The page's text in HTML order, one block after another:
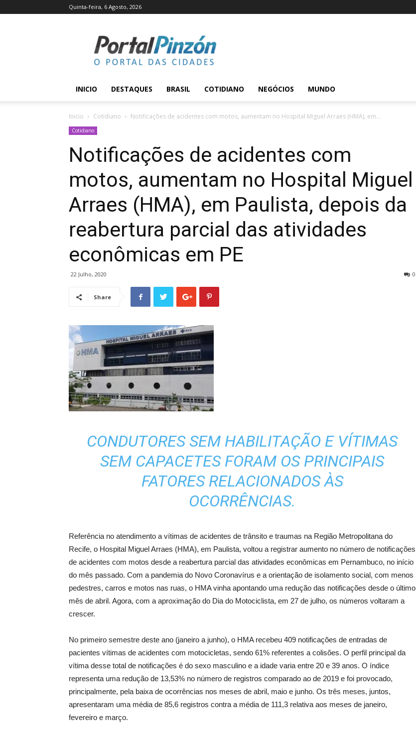
Quinta-feira, 6 Agosto, 2026
Pinzón
INICIO DESTAQUES BRASIL COTIDIANO NEGÓCIOS MUNDO
Inicio Cotidiano Notificações de acidentes com motos, aumentam no Hospital Miguel Arraes (HMA), em...
Cotidiano
Notificações de acidentes com
motos, aumentam no Hospital Miguel
Arraes (HMA), em Paulista, depois da
reabertura parcial das atividades
econômicas em PE
22 Julho, 2020 0
Share
CONDUTORES SEM HABILITAÇÃO E VÍTIMAS
SEM CAPACETES FORAM OS PRINCIPAIS
FATORES RELACIONADOS ÀS
OCORRÊNCIAS.
Referência no atendimento a vítimas de acidentes de trânsito e traumas na Região Metropolitana do
Recife, o Hospital Miguel Arraes (HMA), em Paulista, voltou a registrar aumento no número de notificações
de acidentes com motos desde a reabertura parcial das atividades econômicas em Pernambuco, no início
do mês passado. Com a pandemia do Novo Coronavírus e a orientação de isolamento social, com menos
pedestres, carros e motos nas ruas, o HMA vinha apontando uma redução das notificações desde o último
mês de abril. Agora, com a aproximação do Dia do Motociclista, em 27 de julho, os números voltaram a
crescer.
No primeiro semestre deste ano (janeiro a junho), o HMA recebeu 409 notificações de entradas de
pacientes vítimas de acidentes com motocicletas, sendo 61% referentes a colisões. O perfil principal da
vítima desse total de notificações é do sexo masculino e a idade varia entre 20 e 39 anos. O índice
representa uma redução de 13,53% no número de registros comparado ao de 2019 e foi provocado,
principalmente, pela baixa de ocorrências nos meses de abril, maio e junho. Os três meses, juntos,
apresentaram uma média de 85,6 registros contra a média de 111,3 relativa aos meses de janeiro,
fevereiro e março.